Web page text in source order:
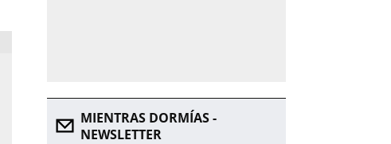
MIENTRAS DORMÍAS -
NEWSLETTER